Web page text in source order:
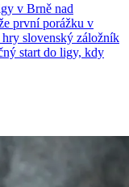
v Brně nad
první porážku v
slovenský záložník
start do ligy, kdy